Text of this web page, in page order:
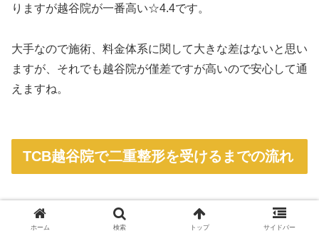
りますが越谷院が一番高い☆4.4です。
大手なので施術、料金体系に関して大きな差はないと思い
ますが、それでも越谷院が僅差ですが高いので安心して通
えますね。
TCB越谷院で二重整形を受けるまでの流れ
1，越谷院へカウンセリング予約する
ホーム 検索 トップ サイドバー